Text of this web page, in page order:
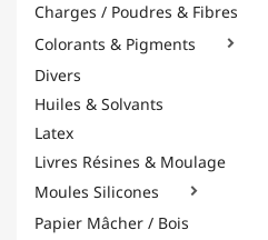
Charges / Poudres & Fibres
Colorants & Pigments 
Divers
Huiles & Solvants
Latex
Livres Résines & Moulage
Moules Silicones

Papier Mâcher / Bois